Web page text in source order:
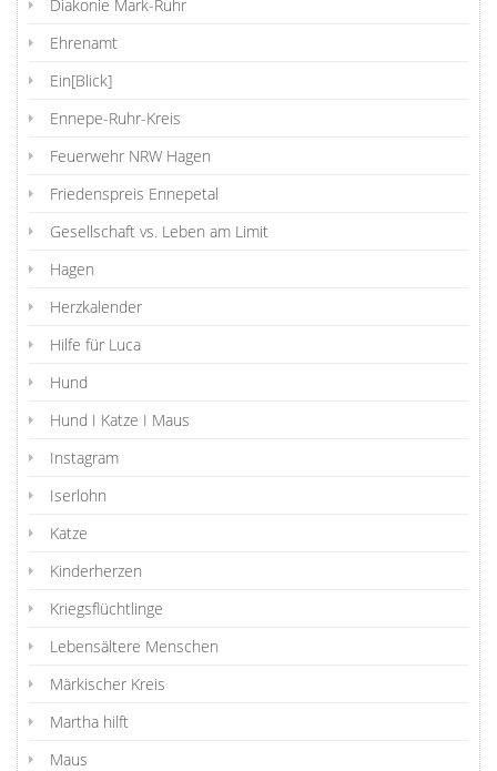
Diakonie Mark-Ruhr
Ehrenamt
Ein[Blick]
Ennepe-Ruhr-Kreis
Feuerwehr NRW Hagen
Friedenspreis Ennepetal
Gesellschaft vs. Leben am Limit
Hagen
Herzkalender
Hilfe für Luca
Hund
Hund I Katze I Maus
Instagram
Iserlohn
Katze
Kinderherzen
Kriegsflüchtlinge
Lebensältere Menschen
Märkischer Kreis
Martha hilft
Maus